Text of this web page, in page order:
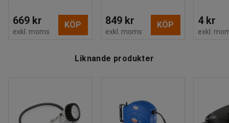
669 kr
exkl. moms
KÖP 849 kr
exkl. moms
KÖP 4 kr
exkl.
Liknande produkter